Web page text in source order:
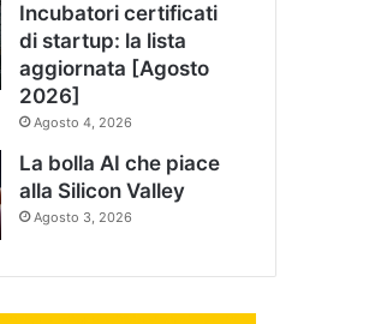
Incubatori certificati
di startup: la lista
aggiornata [Agosto
2026]
Agosto 4, 2026
La bolla AI che piace
alla Silicon Valley
Agosto 3, 2026